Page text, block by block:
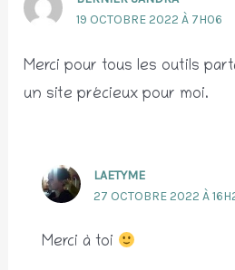
19 OCTOBRE 2022 À 7H06
Merci pour tous les outils
un site précieux pour moi.
LAETYME
27 OCTOBRE 2022 À
Merci à toi